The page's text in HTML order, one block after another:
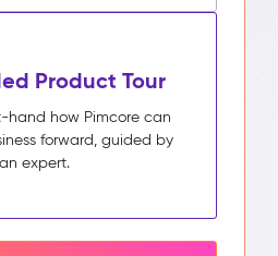
Product Tour
hand how Pimcore can
forward, guided by
an expert.